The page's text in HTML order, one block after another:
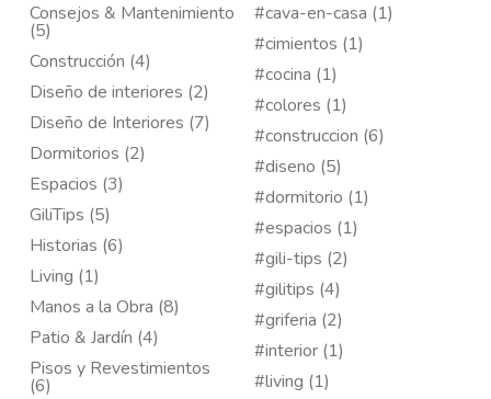
Consejos & Mantenimiento
(5)
Construcción (4)
Diseño de interiores (2)
Diseño de Interiores (7)
Dormitorios (2)
Espacios (3)
GiliTips (5)
Historias (6)
Living (1)
Manos a la Obra (8)
Patio & Jardín (4)
Pisos y Revestimientos
(6)
#cava-en-casa (1)
#cimientos (1)
#cocina (1)
#colores (1)
#construccion (6)
#diseno (5)
#dormitorio (1)
#espacios (1)
#gili-tips (2)
#gilitips (4)
#griferia (2)
#interior (1)
#living (1)